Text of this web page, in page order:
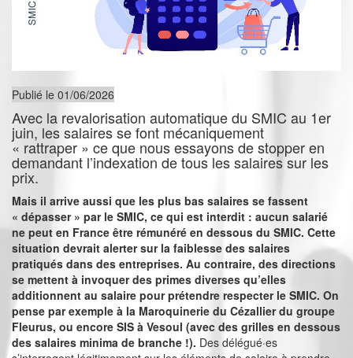
Publié le 01/06/2026
Avec la revalorisation automatique du SMIC au 1er
juin, les salaires se font mécaniquement
« rattraper » ce que nous essayons de stopper en
demandant l’indexation de tous les salaires sur les
prix.
Mais il arrive aussi que les plus bas salaires se fassent
« dépasser » par le SMIC, ce qui est interdit : aucun salarié
ne peut en France être rémunéré en dessous du SMIC. Cette
situation devrait alerter sur la faiblesse des salaires
pratiqués dans des entreprises. Au contraire, des directions
se mettent à invoquer des primes diverses qu’elles
additionnent au salaire pour prétendre respecter le SMIC. On
pense par exemple à la Maroquinerie du Cézallier du groupe
Fleurus, ou encore SIS à Vesoul (avec des grilles en dessous
des salaires minima de branche !). Des délégué·es